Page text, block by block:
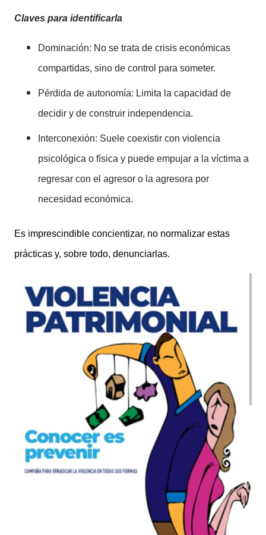
Claves para identificarla
Dominación: No se trata de crisis económicas
compartidas, sino de control para someter.
Pérdida de autonomía: Limita la capacidad de
decidir y de construir independencia.
Interconexión: Suele coexistir con violencia
psicológica o física y puede empujar a la víctima a
regresar con el agresor o la agresora por
necesidad económica.
Es imprescindible concientizar, no normalizar estas
prácticas y, sobre todo, denunciarlas.